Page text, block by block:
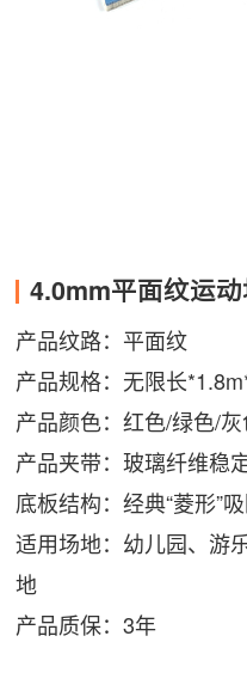
4.0mm平面纹运
产品纹路：平面纹
产品规格：无限长
产品颜色：红色/绿色/
产品夹带：玻璃纤维稳
底板结构：经典“菱形”
适用场地：幼儿园、游
地
产品质保：3年